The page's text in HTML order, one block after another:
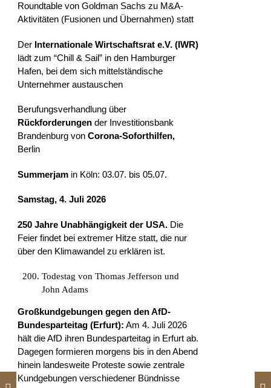
Roundtable von Goldman Sachs zu M&A-
Aktivitäten (Fusionen und Übernahmen) statt
Der Internationale Wirtschaftsrat e.V. (IWR)
lädt zum “Chill & Sail” in den Hamburger
Hafen, bei dem sich mittelständische
Unternehmer austauschen
Berufungsverhandlung über
Rückforderungen der Investitionsbank
Brandenburg vonCorona-Soforthilfen,
Berlin
Summerjam in Köln: 03.07. bis 05.07.
Samstag, 4. Juli 2026
250 Jahre Unabhängigkeit der USA. Die
Feier findet bei extremer Hitze statt, die nur
über den Klimawandel zu erklären ist.
Todestag von Thomas Jefferson und
John Adams
Großkundgebungen gegen den AfD-
Bundesparteitag (Erfurt): Am 4. Juli 2026
hält die AfD ihren Bundesparteitag in Erfurt ab.
Dagegen formieren morgens bis in den Abend
hinein landesweite Proteste sowie zentrale
Kundgebungen verschiedener Bündnisse